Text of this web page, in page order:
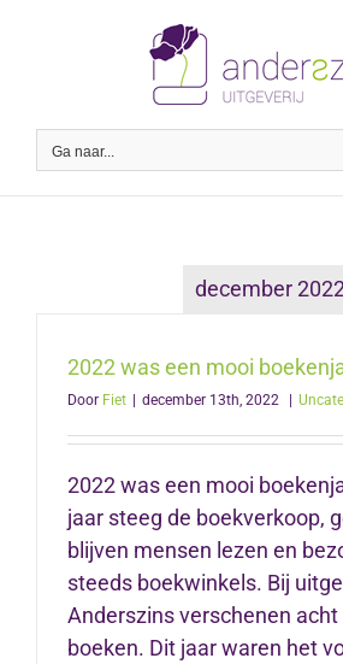
Ga naar...
december
2022 was een mooi
Door Fiet | december 13th, 2022 |
2022 was een mooi
jaar steeg de boekverkoop,
blijven mensen lezen en
steeds boekwinkels. Bij
Anderszins verschenen
boeken. Dit jaar waren het